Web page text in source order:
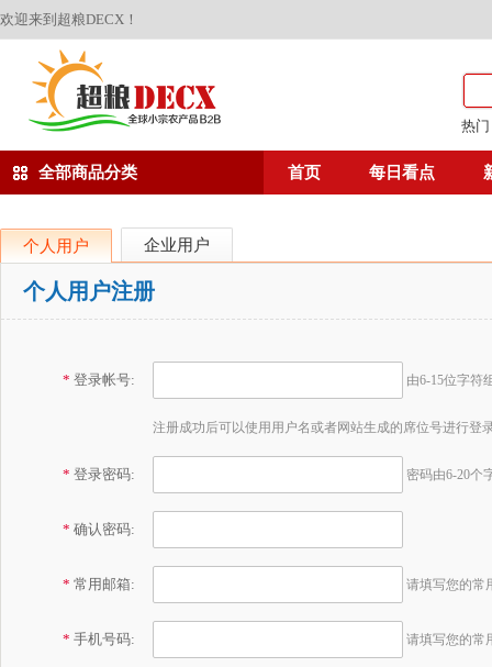
欢迎来到超粮DECX！
热
全部商品分类 首页 每日看点
个人用户 企业用户
个人用户注册
* 登录帐号: 由6-15位字符
注册成功后可以使用用户名或者网站生成的席位号进行登
* 登录密码: 密码由6-20个
* 确认密码:
* 常用邮箱: 请填写您的常
* 手机号码: 请填写您的常